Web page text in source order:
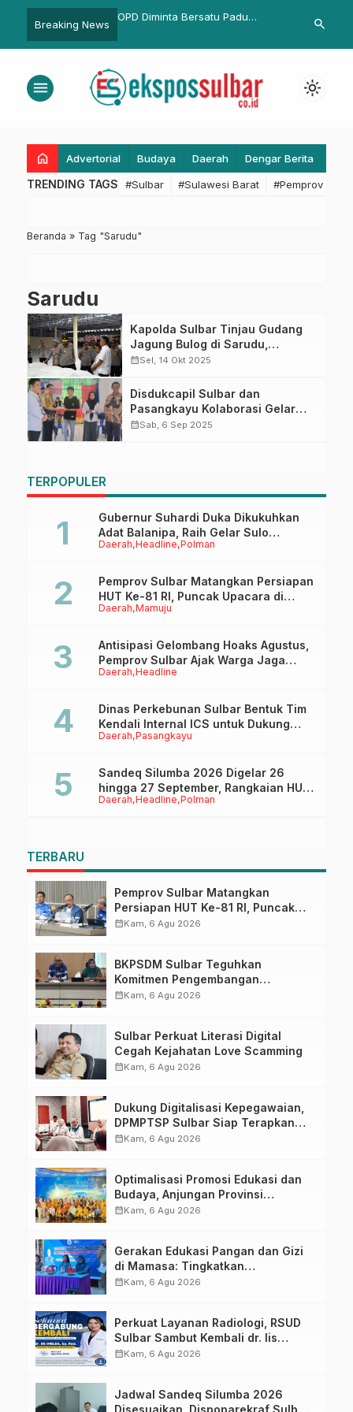
Breaking News
Aset Tanah:
Siap Tuntaskan
Kopdeskel Merah
OPD Diminta Bersatu Padu
Gubernur
Kemiskinan
search
menu light_mode
home Advertorial Budaya Daerah Dengar Berita
TRENDING TAGS #Sulbar #Sulawesi Barat #Pemprov
Beranda » Tag "Sarudu"
Sarudu
Kapolda Sulbar Tinjau Gudang
Jagung Bulog di Sarudu,
Tekankan Penyerapan Hasil
calendar_monthSel, 14 Okt 2025
Disdukcapil Sulbar dan
Pasangkayu Kolaborasi Gelar
Jebol Perekaman KTP-el dan
calendar_monthSab, 6 Sep 2025
TERPOPULER
Daerah Headline Polman
Gubernur Suhardi Duka Dikukuhkan
Adat Balanipa, Raih Gelar Sulo
Tappidena
Daerah Mamuju
Pemprov Sulbar Matangkan Persiapan
HUT Ke-81 RI, Puncak Upacara di
Lapangan Ahmad Kirang
Daerah Headline
Antisipasi Gelombang Hoaks Agustus,
Pemprov Sulbar Ajak Warga Jaga
Ruang Digital
Daerah Pasangkayu
Dinas Perkebunan Sulbar Bentuk Tim
Kendali Internal ICS untuk Dukung
Sertifikasi ISPO Pekebun di
Daerah Headline Polman
Sandeq Silumba 2026 Digelar 26
hingga 27 September, Rangkaian HUT
Sulbar
TERBARU
Pemprov Sulbar Matangkan
Persiapan HUT Ke-81 RI, Puncak
Upacara di Lapangan Ahmad
calendar_monthKam, 6 Agu 2026
BKPSDM Sulbar Teguhkan
Komitmen Pengembangan
Kompetensi ASN melalui
calendar_monthKam, 6 Agu 2026
Sulbar Perkuat Literasi Digital
Cegah Kejahatan Love Scamming
calendar_monthKam, 6 Agu 2026
Dukung Digitalisasi Kepegawaian,
DPMPTSP Sulbar Siap Terapkan
Aplikasi FLEKSI ASN
calendar_monthKam, 6 Agu 2026
Optimalisasi Promosi Edukasi dan
Budaya, Anjungan Provinsi
Sulawesi Barat Perkuat Kolaborasi
calendar_monthKam, 6 Agu 2026
Gerakan Edukasi Pangan dan Gizi
di Mamasa: Tingkatkan
Pengetahuan dan Keterampilan
calendar_monthKam, 6 Agu 2026
Perkuat Layanan Radiologi, RSUD
Sulbar Sambut Kembali dr. Iis
Imelda, Sp.Rad
calendar_monthKam, 6 Agu 2026
Jadwal Sandeq Silumba 2026
Disesuaikan, Dispoparekraf Sulbar